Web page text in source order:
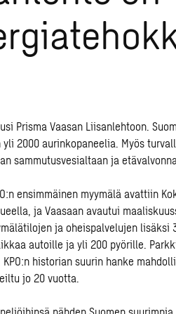
Prisma Vaasan Liisanlehtoon.
2000 aurinkopaneelia. Myös
sammutusvesialtaan ja
ensimmäinen myymälä avattiin
ja Vaasaan avautui
ja oheispalvelujen lisäksi
autoille ja yli 200 pyörille.
historian suurin hanke
jo 20 vuotta.